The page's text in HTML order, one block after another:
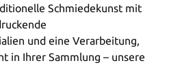
Schmiedekunst mit
und eine Verarbeitung,
in Ihrer Sammlung – unsere